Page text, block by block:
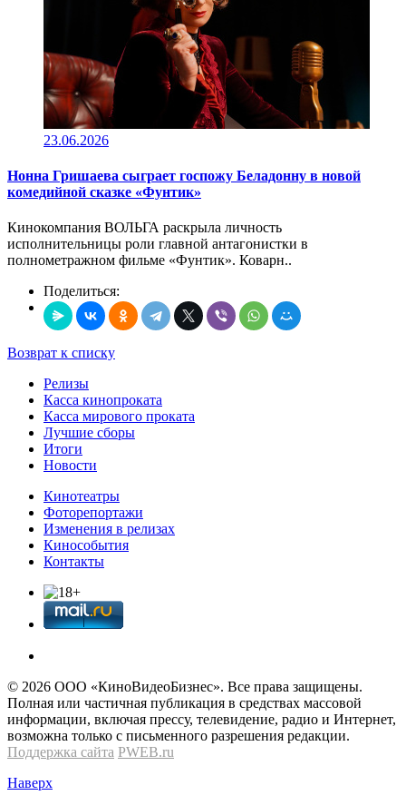
23.06.2026
Нонна Гришаева сыграет госпожу Беладонну в новой
комедийной сказке «Фунтик»
Кинокомпания ВОЛЬГА раскрыла личность
исполнительницы роли главной антагонистки в
полнометражном фильме «Фунтик». Коварн..
Поделиться:
Возврат к списку
Релизы
Касса кинопроката
Касса мирового проката
Лучшие сборы
Итоги
Новости
Кинотеатры
Фоторепортажи
Изменения в релизах
Кинособытия
Контакты
© 2026 OOО «КиноВидеоБизнес». Все права защищены.
Полная или частичная публикация в средствах массовой
информации, включая прессу, телевидение, радио и Интернет,
возможна только с письменного разрешения редакции.
Поддержка сайта PWEB.ru
Наверх